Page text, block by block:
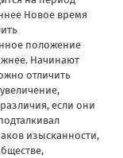
Новое время
положение
Начинают
отличить
если они
изысканности,